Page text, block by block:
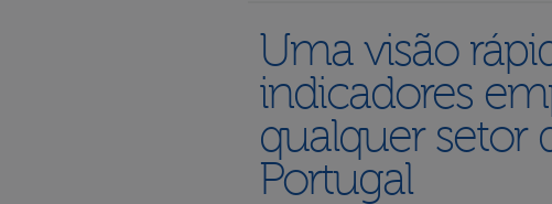
Uma visão
indicadores
qualquer setor
Portugal